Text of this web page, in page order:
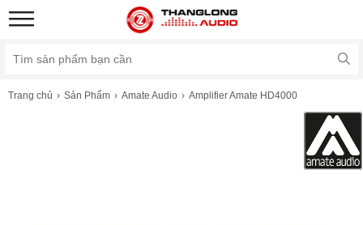
Trang chủ Sản Phẩm Amate Audio Amplifier Amate HD4000